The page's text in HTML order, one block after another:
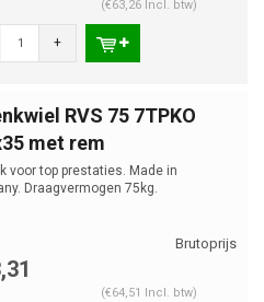
(€63,26 Incl. btw)
+
RVS 75 7TPKO
met rem
voor top prestaties. Made in
Draagvermogen 75kg.
(€64,51 Incl. btw)